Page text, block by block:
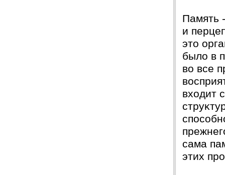
Память
и
это
было в
во все
входит
сама
этих